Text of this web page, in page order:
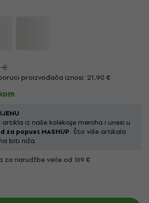
€
proizvođača iznosi: 21,90 €
iz naše kolekcije mercha i unesi u
za popust MASHUP. Što više artikala
biti niža.
narudžbe veće od 169 €